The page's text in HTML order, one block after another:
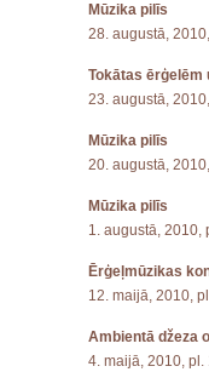
Mūzika pilīs
28. augustā,
Tokātas ērģelēm
23. augustā,
Mūzika pilīs
20. augustā,
Mūzika pilīs
1. augustā, 2010,
Ērģeļmūzikas
12. maijā, 2010,
Ambientā džeza
4. maijā, 2010, pl.